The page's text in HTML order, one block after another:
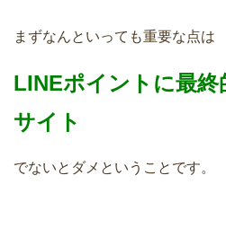
まずなんといっても重要な点は
LINEポイントに最終
サイト
でないとダメということです。